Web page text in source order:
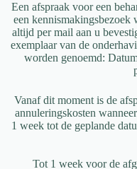
Een afspraak voor een
een kennismakingsbezoek
altijd per mail aan u
exemplaar van de
worden genoemd:
Vanaf dit moment is de
annuleringskosten
1 week tot de geplande
Tot 1 week voor de